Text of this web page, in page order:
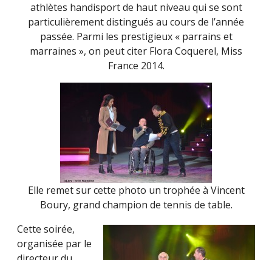
athlètes handisport de haut niveau qui se sont
particulièrement distingués au cours de l’année
passée. Parmi les prestigieux « parrains et
marraines », on peut citer Flora Coquerel, Miss
France 2014.
Elle remet sur cette photo un trophée à Vincent
Boury, grand champion de tennis de table.
Cette soirée,
organisée par le